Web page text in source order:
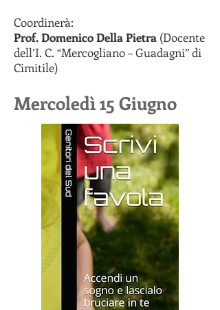
Coordinerà:
Prof. Domenico Della Pietra (Docente
dell’I. C. “Mercogliano – Guadagni” di
Cimitile)
Mercoledì 15 Giugno